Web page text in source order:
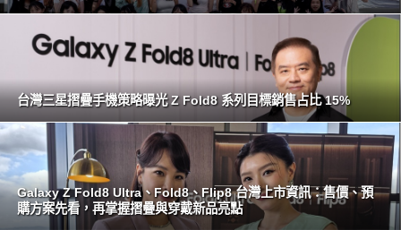
台灣三星摺疊手機策略曝光 Z Fold8 系列目標銷售占比 15%
Galaxy Z Fold8 Ultra、Fold8、Flip8 台灣上市資訊：售價、預
購方案先看，再掌握摺疊與穿戴新品亮點